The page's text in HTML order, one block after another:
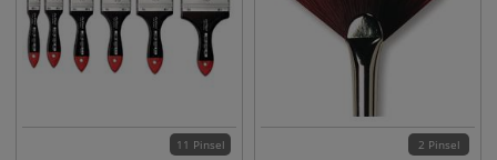
11 Pinsel 2 Pinsel